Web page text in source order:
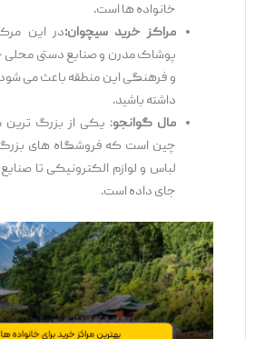
خانواده ‌ها است.
مراکز خرید سیچوان:در این مرکز
پوشاک مدرن و صنایع دستی محلی
و فرهنگی این منطقه باعث می ‌شود
داشته باشید.
مال گوانجو: یکی از بزرگ ‌ترین
چین است که فروشگاه‌ های بزرگ
لباس و لوازم الکترونیکی تا
جای داده است.